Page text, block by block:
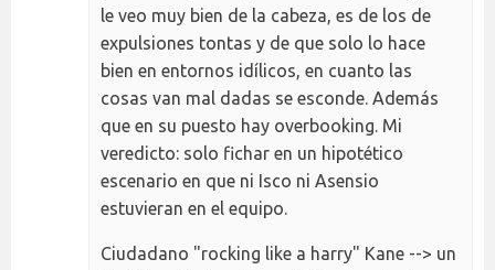
le veo muy bien de la cabeza, es de los de
expulsiones tontas y de que solo lo hace
bien en entornos idílicos, en cuanto las
cosas van mal dadas se esconde. Además
que en su puesto hay overbooking. Mi
veredicto: solo fichar en un hipotético
escenario en que ni Isco ni Asensio
estuvieran en el equipo.
Ciudadano "rocking like a harry" Kane --> un